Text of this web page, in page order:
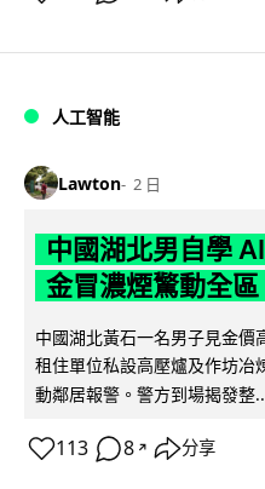
人工智能
Lawton 2 日
中國湖北男自學
金冒濃煙驚動全區
中國湖北黃石一名男子見金
租住單位私設高壓爐及作坊冶
動鄰居報警。警方到場揭發整
113 8 ↗ 分享